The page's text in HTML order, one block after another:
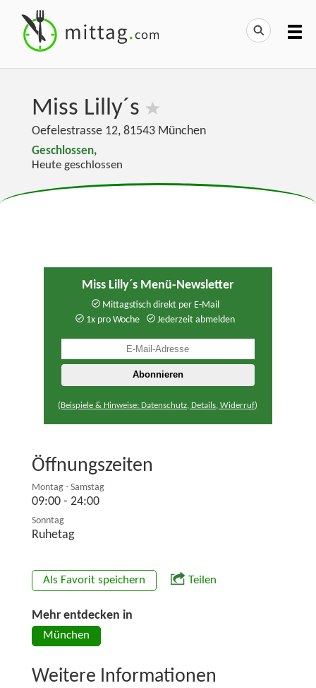
Miss Lilly´s
Oefelestrasse 12, 81543 München
Geschlossen,
Heute geschlossen
Miss Lilly´s Menü-Newsletter
Mittagstisch direkt per E-Mail
1x pro Woche
Jederzeit abmelden
(Beispiele & Hinweise: Datenschutz, Details, Widerruf)
Öffnungszeiten
Montag - Samstag
09:00 - 24:00
Sonntag
Ruhetag
Als Favorit speichern Teilen
Mehr entdecken in
München
Weitere Informationen